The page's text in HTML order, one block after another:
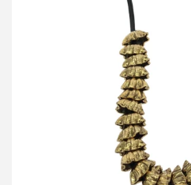
ハルノブムラタ 25AW
ネックレス
買取金額